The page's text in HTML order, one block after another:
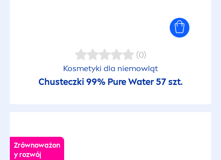
(0)
Kosmetyki dla niemowląt
Chusteczki 99% PureWater 57 szt.
Zrównoważon
y rozwój